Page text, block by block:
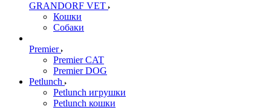
GRANDORF VET
Кошки
Собаки
Premier
Premier CAT
Premier DOG
Petlunch
Petlunch игрушки
Petlunch кошки